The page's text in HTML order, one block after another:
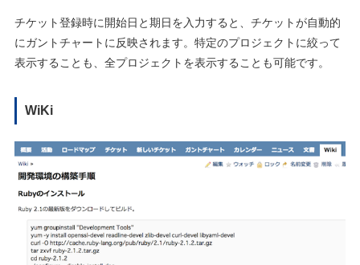
チケット登録時に開始日と期日を入力すると、チケットが自動的
にガントチャートに反映されます。特定のプロジェクトに絞って
表示することも、全プロジェクトを表示することも可能です。
WiKi